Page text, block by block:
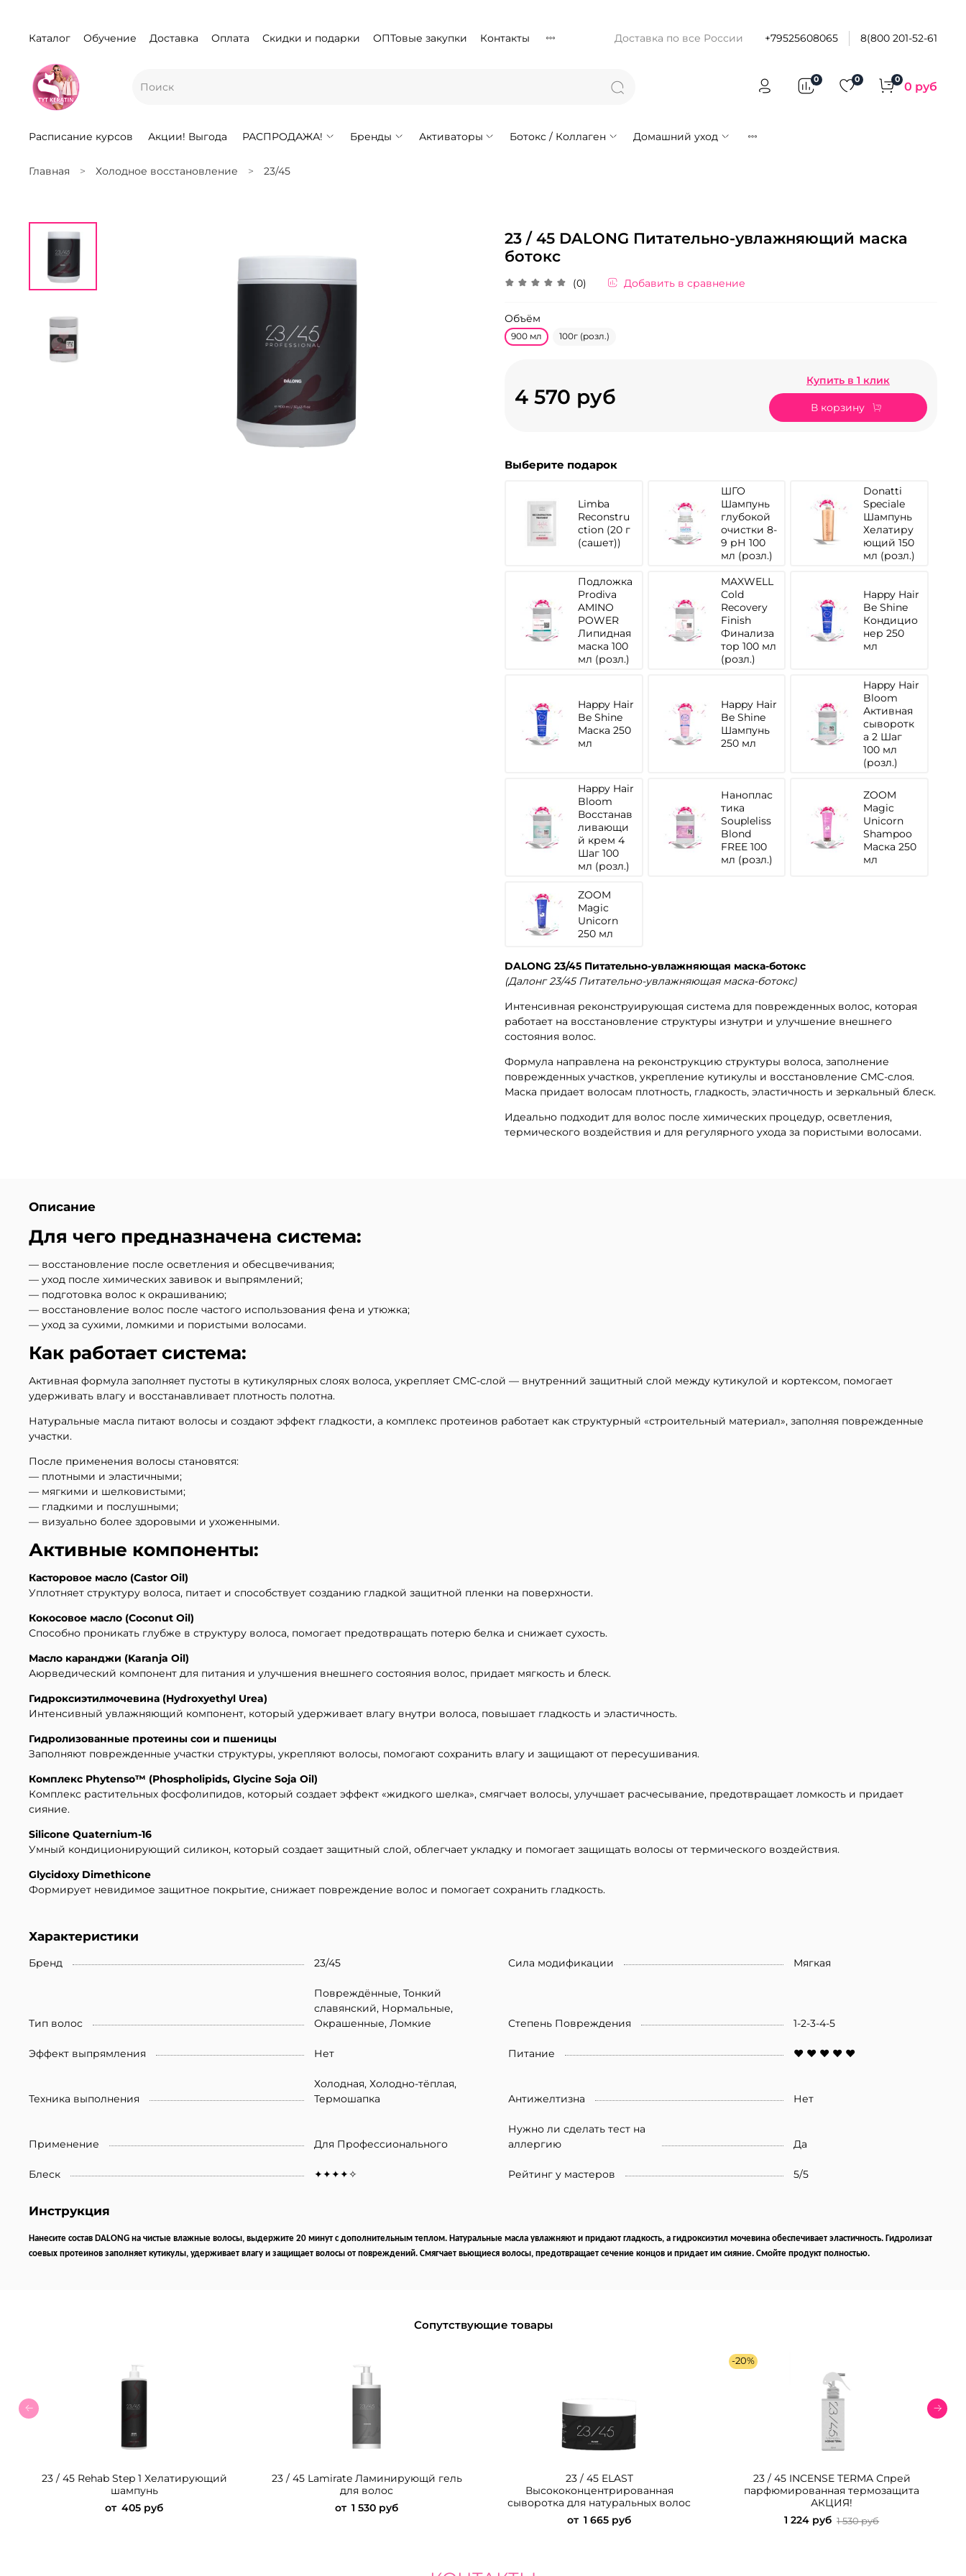
Каталог Обучение Доставка Оплата Скидки и подарки ОПТовые закупки Контакты Доставка по все России +79525608065 8(800 201-52-61
0 0 0 0 руб
Расписание курсов Акции! Выгода РАСПРОДАЖА! Бренды Активаторы Ботокс / Коллаген Домашний уход
Главная Холодное восстановление 23/45
23 / 45 DALONG Питательно-увлажняющий маска
ботокс
(0) Добавить в сравнение
Объём
900 мл 100г (розл.)
4 570 руб
Купить в 1 клик
В корзину
Limba
Reconstru
ction (20 г
(сашет))
ШГО
Шампунь
глубокой
очистки 8-
9 рН 100
мл (розл.)
Donatti
Speciale
Шампунь
Хелатиру
ющий 150
мл (розл.)
Подложка
Prodiva
AMINO
POWER
Липидная
маска 100
мл (розл.)
MAXWELL
Cold
Recovery
Finish
Финализа
тор 100 мл
(розл.)
Happy Hair
Be Shine
Кондицио
нер 250
мл
Happy Hair
Be Shine
Маска 250
мл
Happy Hair
Be Shine
Шампунь
250 мл
Happy Hair
Bloom
Активная
сыворотк
а 2 Шаг
100 мл
(розл.)
Happy Hair
Bloom
Восстанав
ливающи
й крем 4
Шаг 100
мл (розл.)
Наноплас
тика
Soupleliss
Blond
FREE 100
мл (розл.)
ZOOM
Magic
Unicorn
Shampoo
Маска 250
мл
ZOOM
Magic
Unicorn
250 мл
Выберите подарок
DALONG 23/45 Питательно-увлажняющая маска-ботокс
(Далонг 23/45 Питательно-увлажняющая маска-ботокс)
Интенсивная реконструирующая система для поврежденных волос, которая
работает на восстановление структуры изнутри и улучшение внешнего
состояния волос.
Формула направлена на реконструкцию структуры волоса, заполнение
поврежденных участков, укрепление кутикулы и восстановление СМС-слоя.
Маска придает волосам плотность, гладкость, эластичность и зеркальный блеск.
Идеально подходит для волос после химических процедур, осветления,
термического воздействия и для регулярного ухода за пористыми волосами.
Описание
Для чего предназначена система:
— восстановление после осветления и обесцвечивания;
— уход после химических завивок и выпрямлений;
— подготовка волос к окрашиванию;
— восстановление волос после частого использования фена и утюжка;
— уход за сухими, ломкими и пористыми волосами.
Как работает система:
Активная формула заполняет пустоты в кутикулярных слоях волоса, укрепляет СМС-слой — внутренний защитный слой между кутикулой и кортексом, помогает
удерживать влагу и восстанавливает плотность полотна.
Натуральные масла питают волосы и создают эффект гладкости, а комплекс протеинов работает как структурный «строительный материал», заполняя поврежденные
участки.
После применения волосы становятся:
— плотными и эластичными;
— мягкими и шелковистыми;
— гладкими и послушными;
— визуально более здоровыми и ухоженными.
Активные компоненты:
Касторовое масло (Castor Oil)
Уплотняет структуру волоса, питает и способствует созданию гладкой защитной пленки на поверхности.
Кокосовое масло (Coconut Oil)
Способно проникать глубже в структуру волоса, помогает предотвращать потерю белка и снижает сухость.
Масло каранджи (Karanja Oil)
Аюрведический компонент для питания и улучшения внешнего состояния волос, придает мягкость и блеск.
Гидроксиэтилмочевина (Hydroxyethyl Urea)
Интенсивный увлажняющий компонент, который удерживает влагу внутри волоса, повышает гладкость и эластичность.
Гидролизованные протеины сои и пшеницы
Заполняют поврежденные участки структуры, укрепляют волосы, помогают сохранить влагу и защищают от пересушивания.
Комплекс Phytenso™ (Phospholipids, Glycine Soja Oil)
Комплекс растительных фосфолипидов, который создает эффект «жидкого шелка», смягчает волосы, улучшает расчесывание, предотвращает ломкость и придает
сияние.
Silicone Quaternium-16
Умный кондиционирующий силикон, который создает защитный слой, облегчает укладку и помогает защищать волосы от термического воздействия.
Glycidoxy Dimethicone
Формирует невидимое защитное покрытие, снижает повреждение волос и помогает сохранить гладкость.
Характеристики
Бренд 23/45 Сила модификации Мягкая
Тип волос
Повреждённые, Тонкий
славянский, Нормальные,
Окрашенные, Ломкие
Степень Повреждения 1-2-3-4-5
Эффект выпрямления Нет Питание ♥ ♥ ♥ ♥ ♥
Техника выполнения
Холодная, Холодно-тёплая,
Термошапка
Антижелтизна Нет
Применение Для Профессионального
Нужно ли сделать тест на
аллергию
Да
Блеск ✦✦✦✦✧ Рейтинг у мастеров 5/5
Инструкция
Нанесите состав DALONG на чистые влажные волосы, выдержите 20 минут с дополнительным теплом. Натуральные масла увлажняют и придают гладкость, а гидроксиэтил мочевина обеспечивает эластичность. Гидролизат
соевых протеинов заполняет кутикулы, удерживает влагу и защищает волосы от повреждений. Cмягчает вьющиеся волосы, предотвращает сечение концов и придает им сияние. Смойте продукт полностью.
Сопутствующие товары
23 / 45 Rehab Step 1 Хелатирующий
шампунь
от 405 руб
23 / 45 Lamirate Ламинирующй гель
для волос
от 1 530 руб
23 / 45 ELAST
Высококонцентрированная
сыворотка для натуральных волос
от 1 665 руб
-20%
23 / 45 INCENSE TERMA Спрей
парфюмированная термозащита
АКЦИЯ!
1 224 руб 1 530 руб